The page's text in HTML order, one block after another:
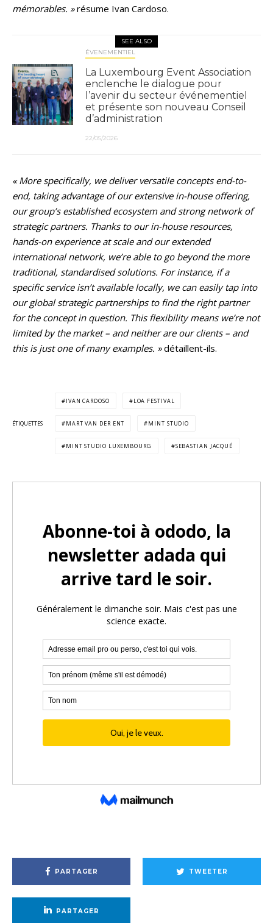
mémorables. »résume Ivan Cardoso.
SEE ALSO
ÉVENEMENTIEL
La Luxembourg Event Association
enclenche le dialogue pour
l’avenir du secteur événementiel
et présente son nouveau Conseil
d’administration
22/05/2026
« More specifically, we deliver versatile concepts end-to-
end, taking advantage of our extensive in-house offering,
our group’s established ecosystem and strong network of
strategic partners. Thanks to our in-house resources,
hands-on experience at scale and our extended
international network, we’re able to go beyond the more
traditional, standardised solutions. For instance, if a
specific service isn’t available locally, we can easily tap into
our global strategic partnerships to find the right partner
for the concept in question. This flexibility means we’re not
limited by the market – and neither are our clients – and
this is just one of many examples. »détaillent-ils.
ÉTIQUETTES
IVAN CARDOSO LOA FESTIVAL
MART VAN DER ENT MINT STUDIO
MINT STUDIO LUXEMBOURG SEBASTIAN JACQUÉ
PARTAGER TWEETER
PARTAGER